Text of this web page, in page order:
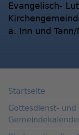
Evangelisch-
a. Inn und Tann/
Startseite
Gottesdienst- und